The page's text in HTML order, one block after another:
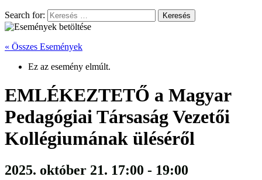
Search for:
« Összes Események
Ez az esemény elmúlt.
EMLÉKEZTETŐ a Magyar
Pedagógiai Társaság Vezetői
Kollégiumának üléséről
2025. október 21. 17:00 - 19:00